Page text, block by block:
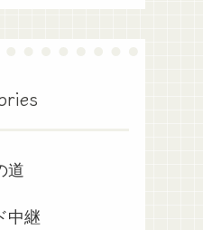
道
中継